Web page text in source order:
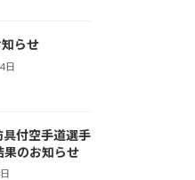
らせ
日
付空手道選手
果のお知らせ